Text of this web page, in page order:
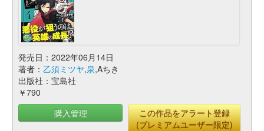
発売日：2022年06月14日
著者： 乙須ミツヤ,泉,Aちき
出版社：宝島社
￥790
購入管理
この作品をアラート登録
(プレミアムユーザー限定)